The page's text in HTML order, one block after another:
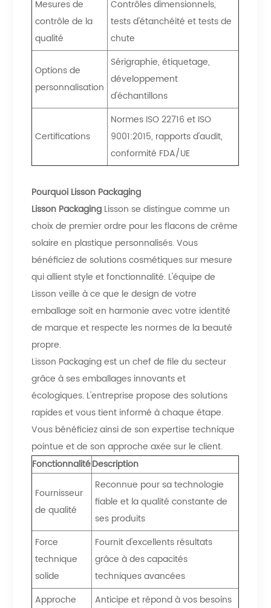
Mesures de
contrôle de la
qualité
Contrôles dimensionnels,
tests d'étanchéité et tests de
chute
Options de
personnalisation
Sérigraphie, étiquetage,
développement
d'échantillons
Certifications
Normes ISO 22716 et ISO
9001:2015, rapports d'audit,
conformité FDA/UE
Pourquoi Lisson Packaging
Lisson Packaging Lisson se distingue comme un
choix de premier ordre pour les flacons de crème
solaire en plastique personnalisés. Vous
bénéficiez de solutions cosmétiques sur mesure
qui allient style et fonctionnalité. L'équipe de
Lisson veille à ce que le design de votre
emballage soit en harmonie avec votre identité
de marque et respecte les normes de la beauté
propre.
Lisson Packaging est un chef de file du secteur
grâce à ses emballages innovants et
écologiques. L'entreprise propose des solutions
rapides et vous tient informé à chaque étape.
Vous bénéficiez ainsi de son expertise technique
pointue et de son approche axée sur le client.
FonctionnalitéDescription
Fournisseur
de qualité
Reconnue pour sa technologie
fiable et la qualité constante de
ses produits
Force
technique
solide
Fournit d'excellents résultats
grâce à des capacités
techniques avancées
Approche
Anticipe et répond à vos besoins